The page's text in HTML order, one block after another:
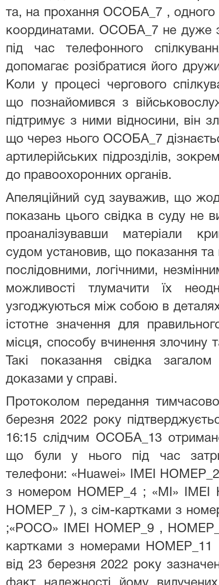
та, на прохання ОСОБА_7 , одного
координатами. ОСОБА_7 не дуже
під час телефонного
допомагає розібратися його
Коли у процесі чергового
що познайомився з
підтримує з ними відносини, він
що через нього ОСОБА_7
артилерійських підрозділів,
до правоохоронних органів.
Апеляційний суд зауважив, що
показань цього свідка в суду не
проаналізувавши матеріали
судом установив, що показання
послідовними, логічними,
можливості тлумачити їх
узгоджуються між собою в
істотне значення для
місця, способу вчинення злочину
Такі показання свідка
доказами у справі.
Протоколом передання
березня 2022 року
16:15 слідчим ОСОБА_13
що були у нього під час
телефони: «Huawei» IMEI
з номером НОМЕР_4 ; «МІ»
НОМЕР_7 ), з сім-картками з
;«РОСО» ІМЕІ НОМЕР_9 ,
картками з номерами
від 23 березня 2022 року